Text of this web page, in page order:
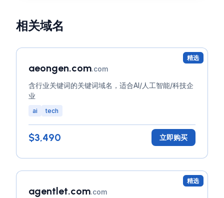
相关域名
精选
aeongen.com.com
含行业关键词的关键词域名，适合AI/人工智能/科技企
业
ai tech
$3,490 立即购买
精选
agentlet.com.com